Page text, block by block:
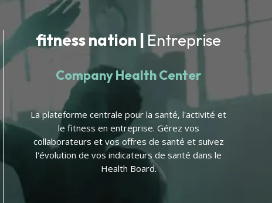
fitness nation | Entreprise
Company Health Center
La plateforme centrale pour la santé, l'activité et
le fitness en entreprise. Gérez vos
collaborateurs et vos offres de santé et suivez
l'évolution de vos indicateurs de santé dans le
Health Board.